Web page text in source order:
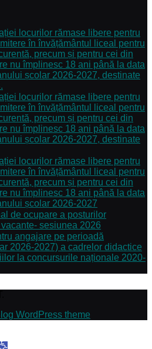
locurilor rămase libere pentru
în învățământul liceal pentru
precum și pentru cei din
nu împlinesc 18 ani până la data
școlar 2026-2027, destinate
locurilor rămase libere pentru
în învățământul liceal pentru
precum și pentru cei din
nu împlinesc 18 ani până la data
școlar 2026-2027, destinate
locurilor rămase libere pentru
în învățământul liceal pentru
precum și pentru cei din
nu împlinesc 18 ani până la data
școlar 2026-2027
de ocupare a posturilor
sesiunea 2026
angajare pe perioadă
2026-2027) a cadrelor didactice
la concursurile naționale 2020-
WordPress theme